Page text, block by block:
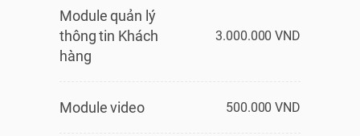
Module quản lý
thông tin Khách
hàng
3.000.000 VND
Module video 500.000 VND